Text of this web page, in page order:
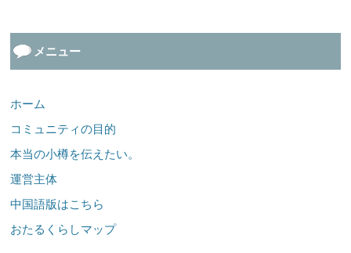
メニュー
ホーム
コミュニティの目的
本当の小樽を伝えたい。
運営主体
中国語版はこちら
おたるくらしマップ